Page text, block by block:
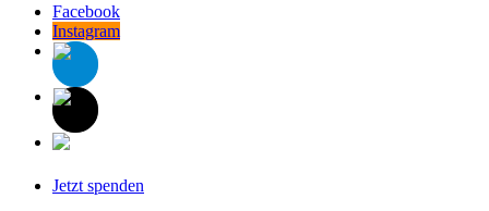
Facebook
Instagram
Jetzt spenden